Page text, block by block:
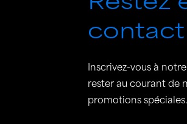
contact
Inscrivez-vous à
rester au courant de
promotions spéciales.